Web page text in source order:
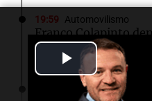
Play
Video
19:59 Automovilismo
Franco Colapinto
un robo en Italia:
Sociedad